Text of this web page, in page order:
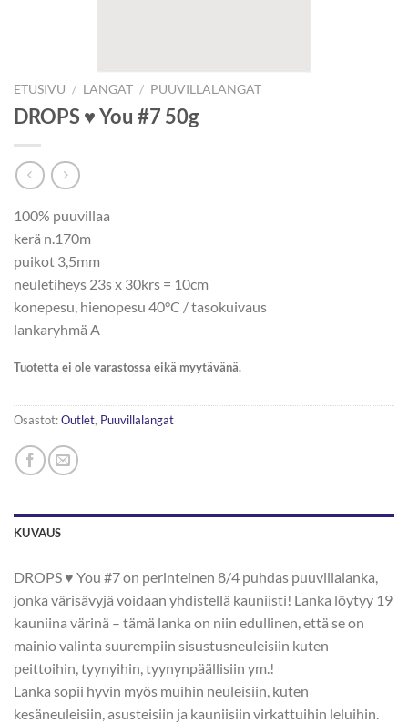
ETUSIVU / LANGAT / PUUVILLALANGAT
DROPS ♥ You #7 50g
100% puuvillaa
kerä n.170m
puikot 3,5mm
neuletiheys 23s x 30krs = 10cm
konepesu, hienopesu 40°C / tasokuivaus
lankaryhmä A
Tuotetta ei ole varastossa eikä myytävänä.
Osastot:Outlet, Puuvillalangat
KUVAUS
DROPS ♥ You #7 on perinteinen 8/4 puhdas puuvillalanka,
jonka värisävyjä voidaan yhdistellä kauniisti! Lanka löytyy 19
kauniina värinä – tämä lanka on niin edullinen, että se on
mainio valinta suurempiin sisustusneuleisiin kuten
peittoihin, tyynyihin, tyynynpäällisiin ym.!
Lanka sopii hyvin myös muihin neuleisiin, kuten
kesäneuleisiin, asusteisiin ja kauniisiin virkattuihin leluihin.